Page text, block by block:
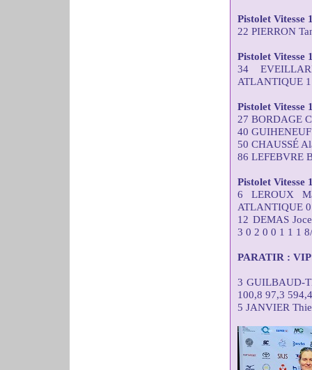
Pistolet Vitesse
22 PIERRON
Pistolet Vitesse
34
ATLANTIQUE
Pistolet Vitesse
27 BORDAGE
40
50 CHAUSSÉ
86 LEFEBVRE
Pistolet Vitesse
6 LEROUX
ATLANTIQUE
12 DEMAS
3 0 2 0 0 1 1 1
PARATIR : VIP
3 GUILBAUD-
100,8 97,3 594,4
5 JANVIER